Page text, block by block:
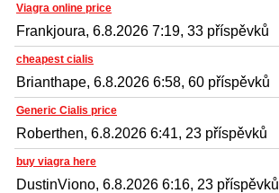
Viagra online price
Frankjoura, 6.8.2026 7:19, 33 příspěvků
cheapest cialis
Brianthape, 6.8.2026 6:58, 60 příspěvků
Generic Cialis price
Roberthen, 6.8.2026 6:41, 23 příspěvků
buy viagra here
DustinViono, 6.8.2026 6:16, 23 příspěvků